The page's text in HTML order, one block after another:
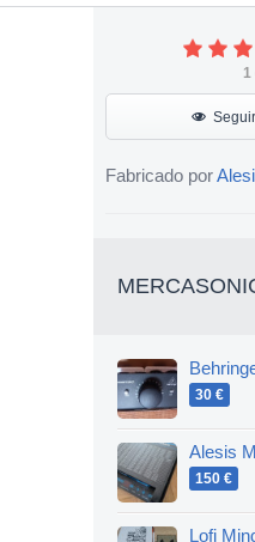
1
Fabricado por
30 €
Alesis
150 €
Lofi